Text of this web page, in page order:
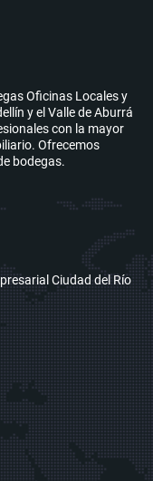
Oficinas Locales y
y el Valle de Aburrá
con la mayor
Ofrecemos
bodegas.
Ciudad del Río